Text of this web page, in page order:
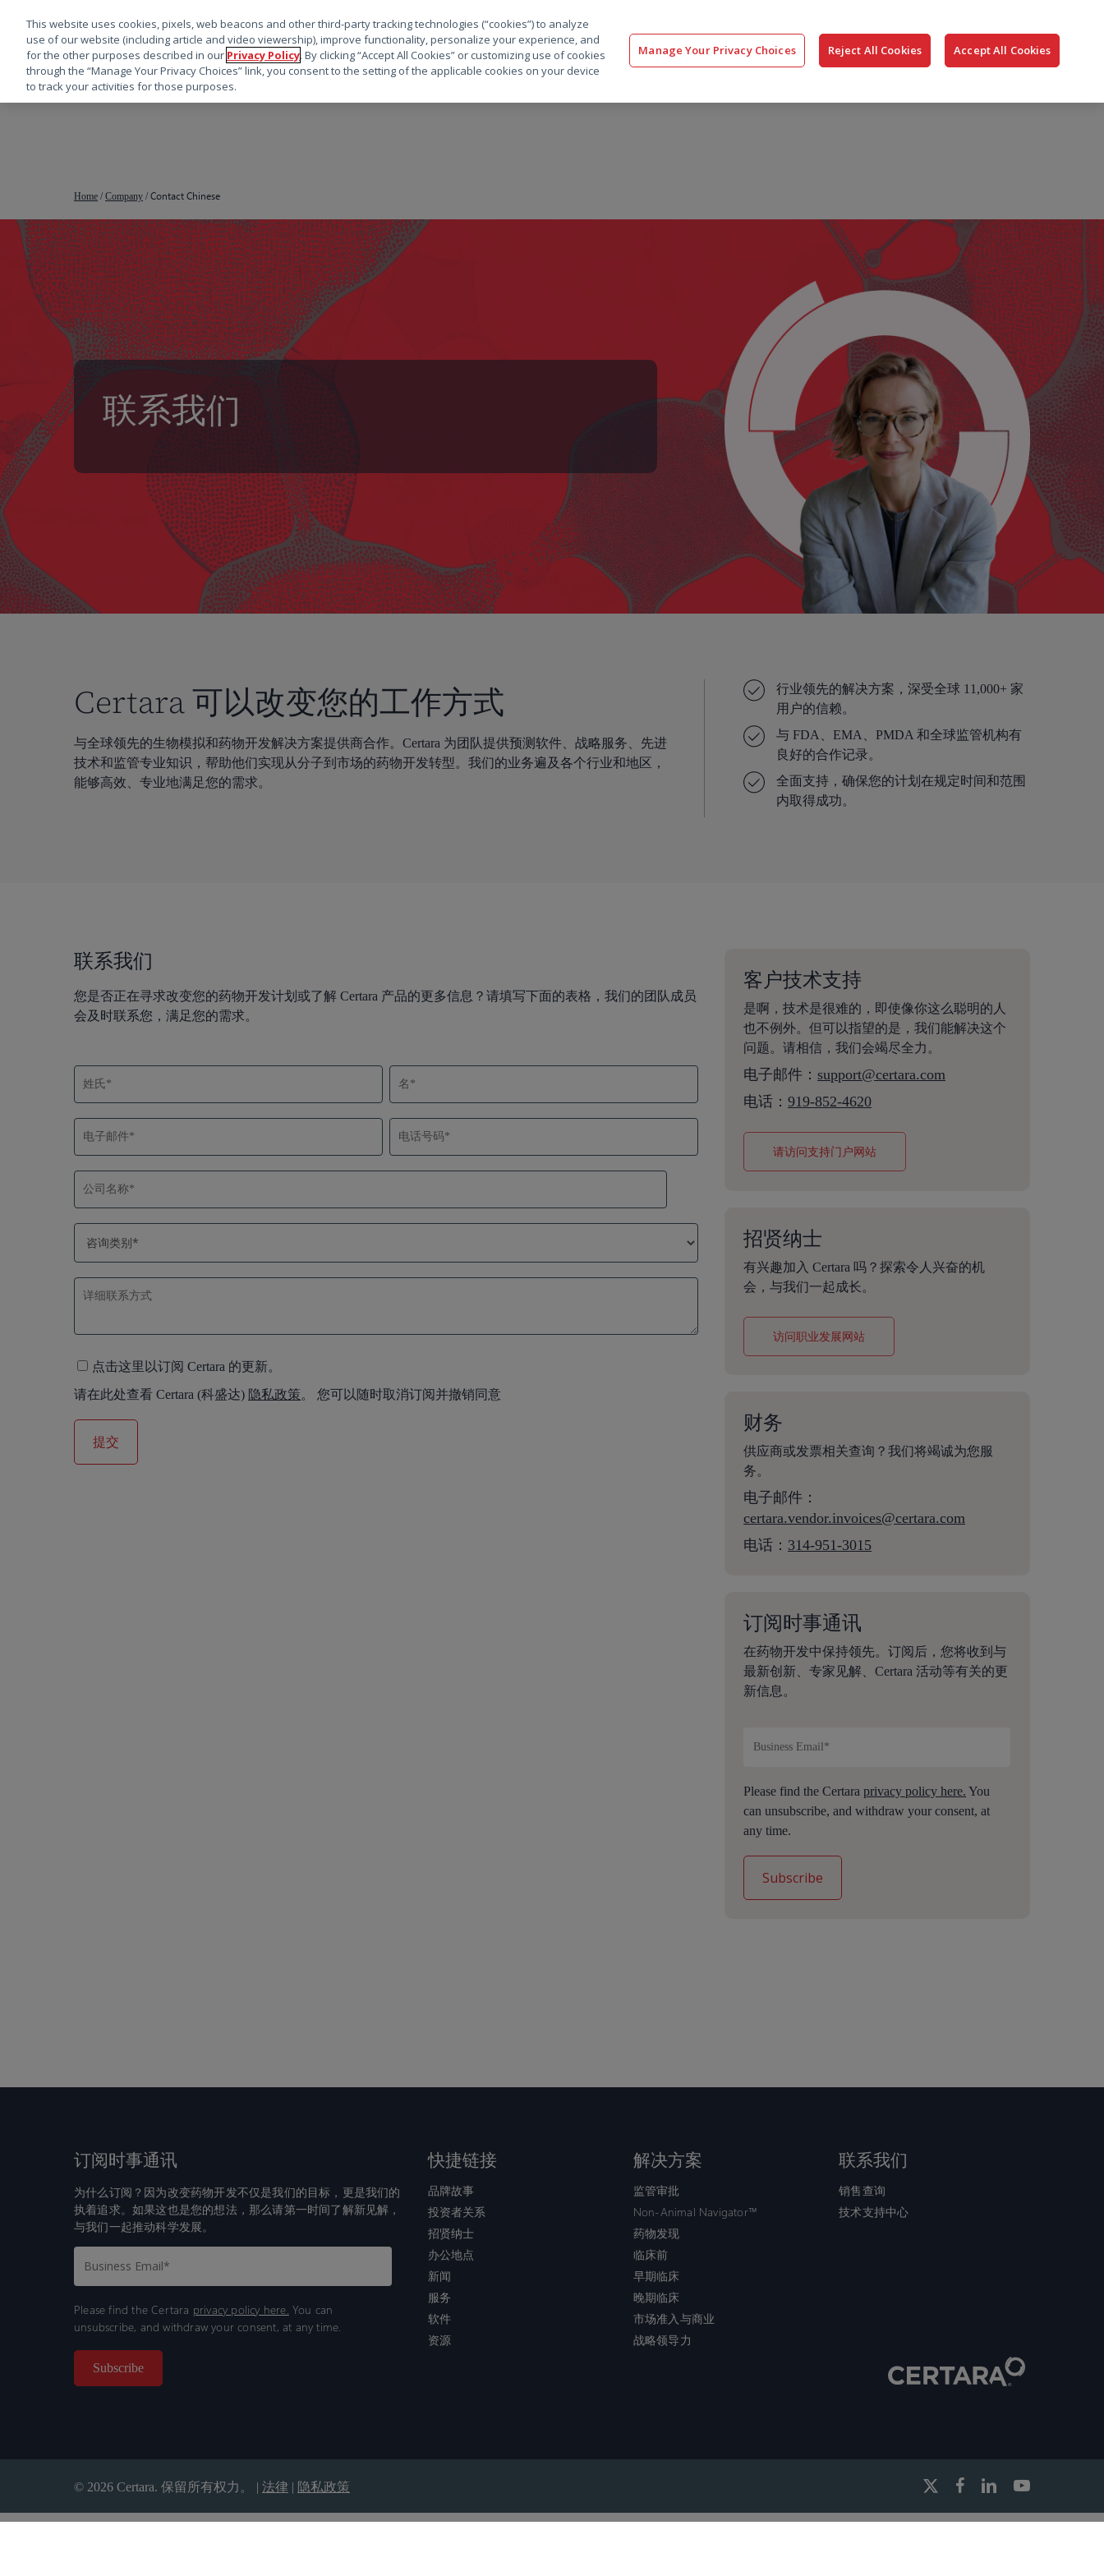
内
按回车键搜索，或按 ESC 键关闭
解决方案 软件 服务 资源 公司 联系我们 登录
搜
索
Home / Company / Contact Chinese
联系我们
Certara 可以改变您的工作方式
与全球领先的生物模拟和药物开发解决方案提供商合作。Certara 为团队提供预测软件、战略服务、先进
技术和监管专业知识，帮助他们实现从分子到市场的药物开发转型。我们的业务遍及各个行业和地区，
能够高效、专业地满足您的需求。
行业领先的解决方案，深受全球 11,000+ 家
用户的信赖。
与 FDA、EMA、PMDA 和全球监管机构有
良好的合作记录。
全面支持，确保您的计划在规定时间和范围
内取得成功。
联系我们
您是否正在寻求改变您的药物开发计划或了解 Certara 产品的更多信息？请填写下面的表格，我们的团队成员
会及时联系您，满足您的需求。
点击这里以订阅 Certara 的更新。
请在此处查看 Certara (科盛达) 隐私政策。 您可以随时取消订阅并撤销同意
客户技术支持
是啊，技术是很难的，即使像你这么聪明的人
也不例外。但可以指望的是，我们能解决这个
问题。请相信，我们会竭尽全力。
电子邮件：support@certara.com
电话：919-852-4620
请访问支持门户网站
招贤纳士
有兴趣加入 Certara 吗？探索令人兴奋的机
会，与我们一起成长。
访问职业发展网站
财务
供应商或发票相关查询？我们将竭诚为您服
务。
电子邮件：
certara.vendor.invoices@certara.com
电话： 314-951-3015
订阅时事通讯
在药物开发中保持领先。订阅后，您将收到与
最新创新、专家见解、Certara 活动等有关的更
新信息。
Please find the Certaraprivacy policy here. You
can unsubscribe, and withdraw your consent, at
any time.
订阅时事通讯
为什么订阅？因为改变药物开发不仅是我们的目标，更是我们的
执着追求。如果这也是您的想法，那么请第一时间了解新见解，
与我们一起推动科学发展。
Please find the Certara privacy policy here. You can
unsubscribe, and withdraw your consent, at any time.
快捷链接
品牌故事
投资者关系
招贤纳士
办公地点
新闻
服务
软件
资源
解决方案
监管审批
Non-Animal Navigator™
药物发现
临床前
早期临床
晚期临床
市场准入与商业
战略领导力
联系我们
销售查询
技术支持中心
© 2026 Certara. 保留所有权力。 | 法律 | 隐私政策
x-
facebooklinkedinyoutube
This website uses cookies, pixels, web beacons and other third-party tracking technologies (“cookies”) to analyze
use of our website (including article and video viewership), improve functionality, personalize your experience, and
for the other purposes described in our Privacy Policy. By clicking “Accept All Cookies” or customizing use of cookies
through the “Manage Your Privacy Choices” link, you consent to the setting of the applicable cookies on your device
to track your activities for those purposes.
Manage Your Privacy Choices Reject All Cookies Accept All Cookies